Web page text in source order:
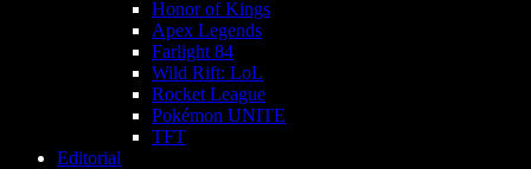
Honor of Kings
Apex Legends
Farlight 84
Wild Rift: LoL
Rocket League
Pokémon UNITE
TFT
Editorial